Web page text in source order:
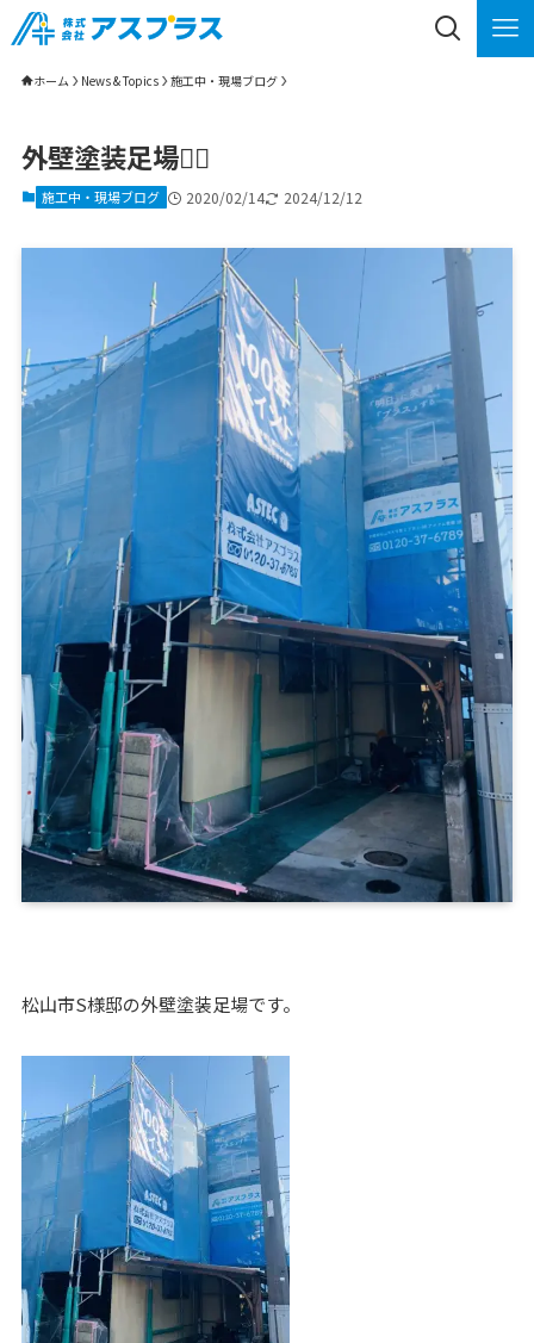
ホーム News & Topics 施工中・現場ブログ
外壁塗装足場💁‍♂️
施工中・現場ブログ 2020/02/14 2024/12/12
松山市S様邸の外壁塗装足場です。